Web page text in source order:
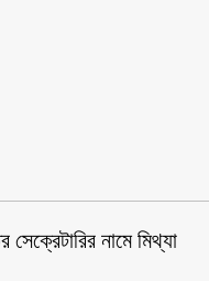
সেক্রেটারির নামে মিথ্যা